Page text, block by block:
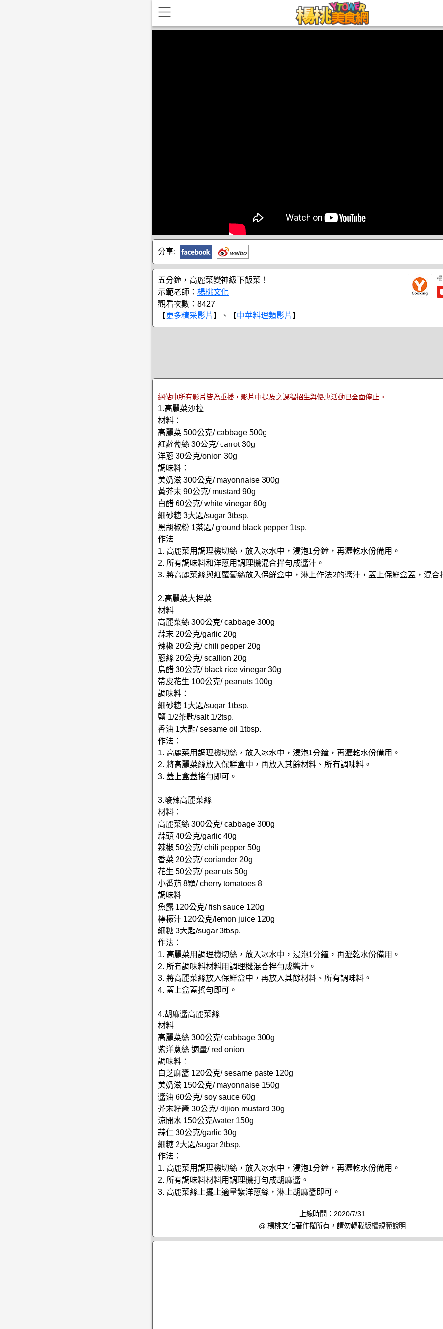
分享:
五分鐘，高麗菜變神級下飯菜！
示範老師： 楊桃文化
觀看次數：8427
【更多精采影片 】、【中華料理類影片 】
網站中所有影片皆為重播，影片中提及之課程招生與優惠活動已全面停止。
1.高麗菜沙拉
材料：
高麗菜 500公克/ cabbage 500g
紅蘿蔔絲 30公克/ carrot 30g
洋蔥 30公克/onion 30g
調味料：
美奶滋 300公克/ mayonnaise 300g
黃芥末 90公克/ mustard 90g
白醋 60公克/ white vinegar 60g
細砂糖 3大匙/sugar 3tbsp.
黑胡椒粉 1茶匙/ ground black pepper 1tsp.
作法
1. 高麗菜用調理機切絲，放入冰水中，浸泡1分鐘，再瀝乾水份備用。
2. 所有調味料和洋蔥用調理機混合拌勻成醬汁。
3. 將高麗菜絲與紅蘿蔔絲放入保鮮盒中，淋上作法2的醬汁，蓋上保鮮盒蓋，混合
2.高麗菜大拌菜
材料
高麗菜絲 300公克/ cabbage 300g
蒜末 20公克/garlic 20g
辣椒 20公克/ chili pepper 20g
蔥絲 20公克/ scallion 20g
烏醋 30公克/ black rice vinegar 30g
帶皮花生 100公克/ peanuts 100g
調味料：
細砂糖 1大匙/sugar 1tbsp.
鹽 1/2茶匙/salt 1/2tsp.
香油 1大匙/ sesame oil 1tbsp.
作法：
1. 高麗菜用調理機切絲，放入冰水中，浸泡1分鐘，再瀝乾水份備用。
2. 將高麗菜絲放入保鮮盒中，再放入其餘材料、所有調味料。
3. 蓋上盒蓋搖勻即可。
3.酸辣高麗菜絲
材料：
高麗菜絲 300公克/ cabbage 300g
蒜頭 40公克/garlic 40g
辣椒 50公克/ chili pepper 50g
香菜 20公克/ coriander 20g
花生 50公克/ peanuts 50g
小番茄 8顆/ cherry tomatoes 8
調味料
魚露 120公克/ fish sauce 120g
檸檬汁 120公克/lemon juice 120g
細糖 3大匙/sugar 3tbsp.
作法：
1. 高麗菜用調理機切絲，放入冰水中，浸泡1分鐘，再瀝乾水份備用。
2. 所有調味料材料用調理機混合拌勻成醬汁。
3. 將高麗菜絲放入保鮮盒中，再放入其餘材料、所有調味料。
4. 蓋上盒蓋搖勻即可。
4.胡麻醬高麗菜絲
材料
高麗菜絲 300公克/ cabbage 300g
紫洋蔥絲 適量/ red onion
調味料：
白芝麻醬 120公克/ sesame paste 120g
美奶滋 150公克/ mayonnaise 150g
醬油 60公克/ soy sauce 60g
芥末籽醬 30公克/ dijion mustard 30g
涼開水 150公克/water 150g
蒜仁 30公克/garlic 30g
細糖 2大匙/sugar 2tbsp.
作法：
1. 高麗菜用調理機切絲，放入冰水中，浸泡1分鐘，再瀝乾水份備用。
2. 所有調味料材料用調理機打勻成胡麻醬。
3. 高麗菜絲上擺上適量紫洋蔥絲，淋上胡麻醬即可。
上線時間：2020/7/31
@ 楊桃文化著作權所有，請勿轉載版權規範說明